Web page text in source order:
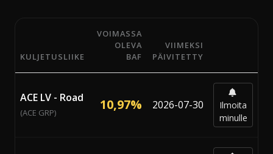
Voimassa olevat BAF-prosentit 22 kuljetusliikkeeltä,
KULJETUSLIIKE
VOIMASSA
OLEVA
BAF
VIIMEKSI
PÄIVITETTY
ACE LV - Road
(ACE GRP) 10,97% 2026-07-30
Ilmoita
minulle